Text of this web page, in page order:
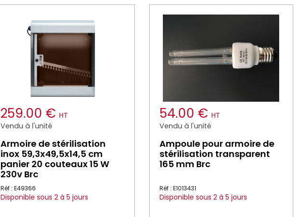
259.00 € HT
Vendu à l'unité
Armoire de stérilisation
inox 59,3x49,5x14,5 cm
panier 20 couteaux 15 W
230v Brc
Réf : E49366
Disponible sous 2 à 5 jours
54.00 € HT
Vendu à l'unité
Ampoule pour armoire de
stérilisation transparent
165 mm Brc
Réf : E1013431
Disponible sous 2 à 5 jours